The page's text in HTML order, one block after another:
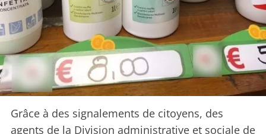
Grâce à des signalements de citoyens, des
agents de la Division administrative et sociale de